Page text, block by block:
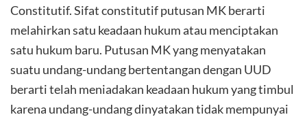
Constitutif. Sifat constitutif putusan MK berarti
melahirkan satu keadaan hukum atau menciptakan
satu hukum baru. Putusan MK yang menyatakan
suatu undang-undang bertentangan dengan UUD
berarti telah meniadakan keadaan hukum yang timbul
karena undang-undang dinyatakan tidak mempunyai